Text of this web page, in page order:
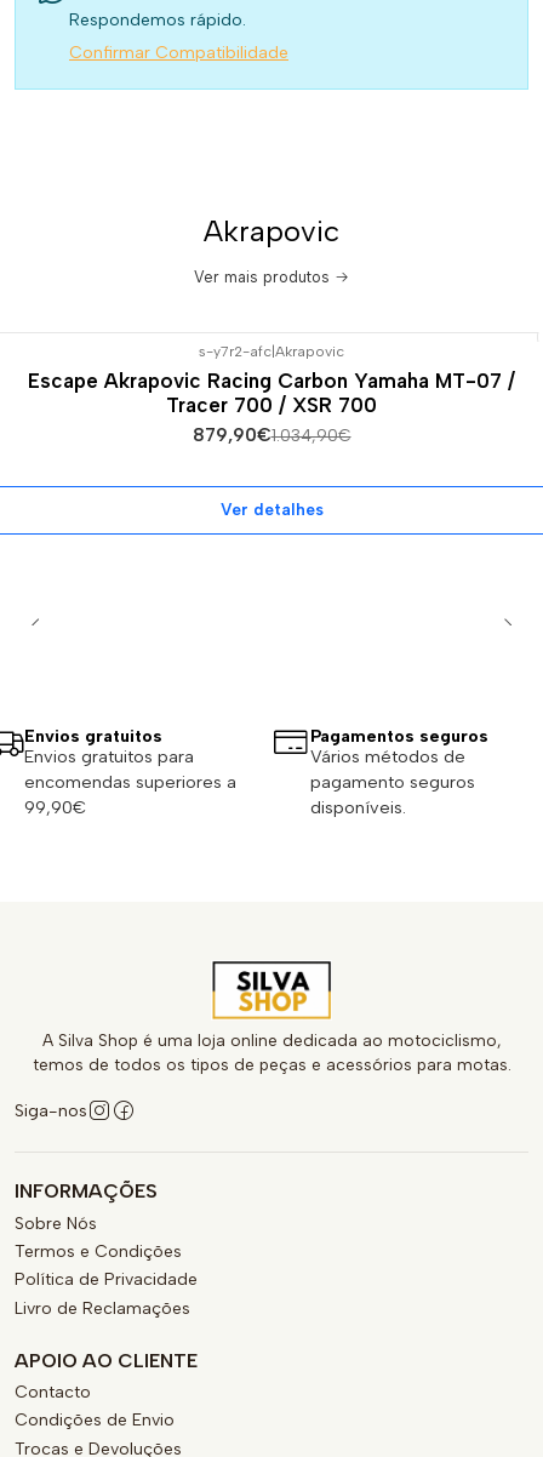
Respondemos rápido.
Confirmar Compatibilidade
Akrapovic
Ver mais produtos
Esgotado
s-y7r2-afc Akrapovic
Escape Akrapovic Racing Carbon Yamaha MT-07 /
Tracer 700 / XSR 700
879,90€1.034,90€
Ver detalhes
Envios gratuitos
Envios gratuitos para
encomendas superiores a
99,90€
Pagamentos seguros
Vários métodos de
pagamento seguros
disponíveis.
A Silva Shop é uma loja online dedicada ao motociclismo,
temos de todos os tipos de peças e acessórios para motas.
Siga-nos
INFORMAÇÕES
Sobre Nós
Termos e Condições
Política de Privacidade
Livro de Reclamações
APOIO AO CLIENTE
Contacto
Condições de Envio
Trocas e Devoluções